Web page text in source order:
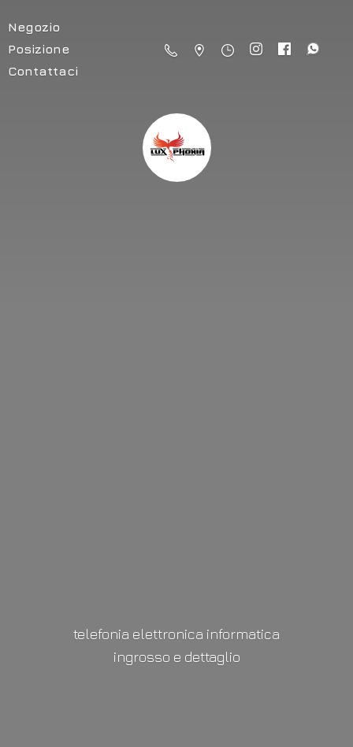
Negozio
Posizione
Contattaci
telefonia elettronica informatica
ingrosso e dettaglio